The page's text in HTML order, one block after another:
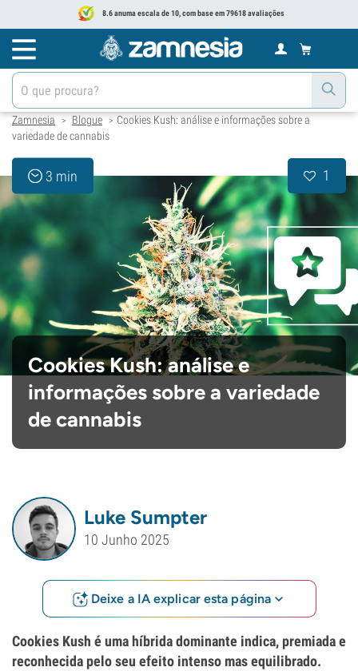
8.6 anuma escala de 10, com base em 79618 avaliações
Zamnesia > Blogue > Cookies Kush: análise e informações sobre a
variedade de cannabis
3 min 1
Cookies Kush: análise e
informações sobre a variedade
de cannabis
Luke Sumpter
10 Junho 2025
Deixe a IA explicar esta página
Cookies Kush é uma híbrida dominante indica, premiada e
reconhecida pelo seu efeito intenso mas equilibrado.